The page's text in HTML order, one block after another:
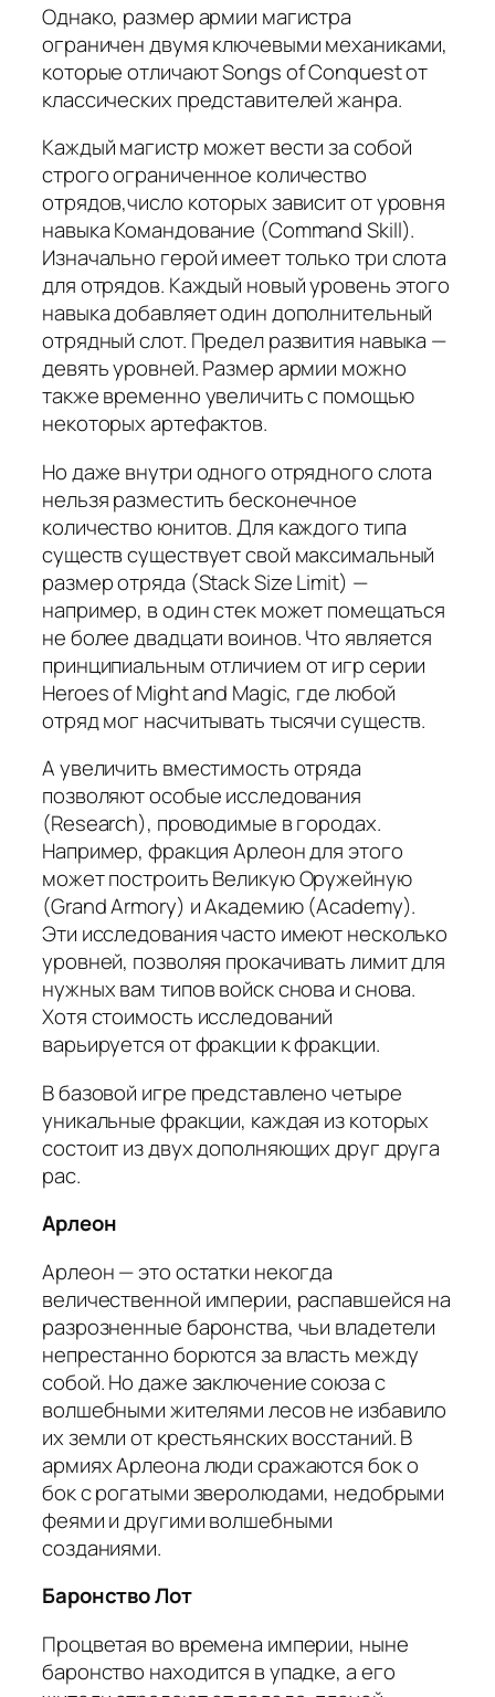
Однако, размер армии магистра
ограничен двумя ключевыми механиками,
которые отличают Songs of Conquest от
классических представителей жанра.
Каждый магистр может вести за собой
строго ограниченное количество
отрядов,число которых зависит от уровня
навыка Командование (Command Skill).
Изначально герой имеет только три слота
для отрядов. Каждый новый уровень этого
навыка добавляет один дополнительный
отрядный слот. Предел развития навыка —
девять уровней. Размер армии можно
также временно увеличить с помощью
некоторых артефактов.
Но даже внутри одного отрядного слота
нельзя разместить бесконечное
количество юнитов. Для каждого типа
существ существует свой максимальный
размер отряда (Stack Size Limit) —
например, в один стек может помещаться
не более двадцати воинов. Что является
принципиальным отличием от игр серии
Heroes of Might and Magic, где любой
отряд мог насчитывать тысячи существ.
А увеличить вместимость отряда
позволяют особые исследования
(Research), проводимые в городах.
Например, фракция Арлеон для этого
может построить Великую Оружейную
(Grand Armory) и Академию (Academy).
Эти исследования часто имеют несколько
уровней, позволяя прокачивать лимит для
нужных вам типов войск снова и снова.
Хотя стоимость исследований
варьируется от фракции к фракции.
В базовой игре представлено четыре
уникальные фракции, каждая из которых
состоит из двух дополняющих друг друга
рас.
Арлеон
Арлеон — это остатки некогда
величественной империи, распавшейся на
разрозненные баронства, чьи владетели
непрестанно борются за власть между
собой. Но даже заключение союза с
волшебными жителями лесов не избавило
их земли от крестьянских восстаний. В
армиях Арлеона люди сражаются бок о
бок с рогатыми зверолюдами, недобрыми
феями и другими волшебными
созданиями.
Баронство Лот
Процветая во времена империи, ныне
баронство находится в упадке, а его